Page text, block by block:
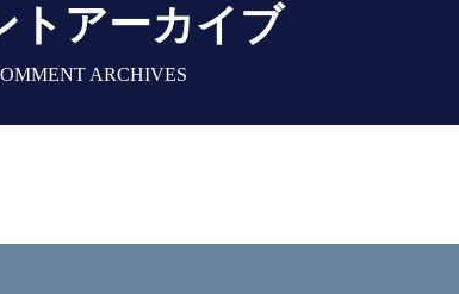
トアーカイブ
ARCHIVES